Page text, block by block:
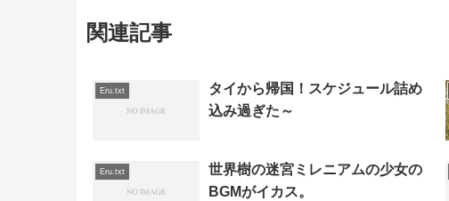
関連記事
Eru.txt
タイから帰国！スケジュール詰め
込み過ぎた～
Eru.txt
世界樹の迷宮ミレニアムの少女の
BGMがイカス。